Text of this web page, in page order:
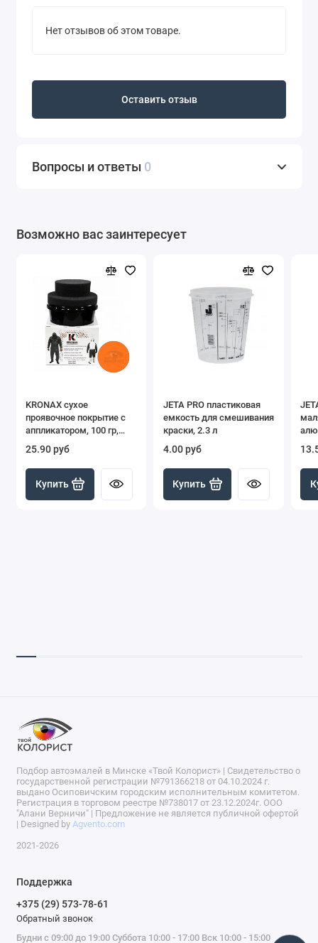
Нет отзывов об этом товаре.
Оставить отзыв
Вопросы и ответы 0
Возможно вас заинтересует
KRONAX сухое
проявочное покрытие с
аппликатором, 100 гр,
25.90 руб
Купить
JETA PRO пластиковая
емкость для смешивания
краски, 2.3 л
4.00 руб
Купить
Подбор автоэмалей в Минске «Твой Колорист» | Свидетельство о
государственной регистрации №791366218 от 04.10.2024 г.
выдано Осиповичским городским исполнительным комитетом.
Регистрация в торговом реестре №738017 от 23.12.2024г. ООО
"Алани Верничи" | Предложение не является публичной офертой
| Designed by Agvento.com
2021-2026
Поддержка
+375 (29) 573-78-61
Обратный звонок
Будни с 09:00 до 19:00 Суббота 10:00 - 17:00 Вск 10:00 - 15:00